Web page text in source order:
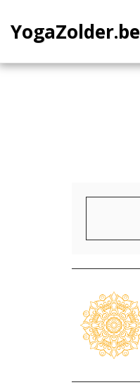
YogaZolder.be